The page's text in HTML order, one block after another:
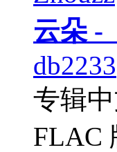
云朵 -
db2233
专辑
FLAC